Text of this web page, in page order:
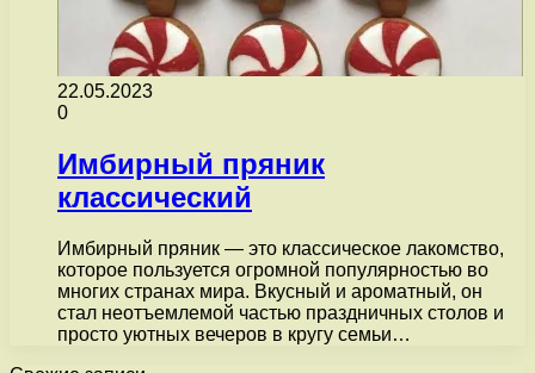
22.05.2023
0
Имбирный пряник
классический
Имбирный пряник — это классическое лакомство,
которое пользуется огромной популярностью во
многих странах мира. Вкусный и ароматный, он
стал неотъемлемой частью праздничных столов и
просто уютных вечеров в кругу семьи…